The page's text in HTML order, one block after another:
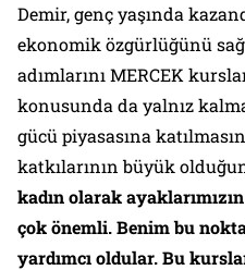
Demir, genç yaşında
ekonomik özgürlüğünü
adımlarını MERCEK
konusunda da yalnız
gücü piyasasına
katkılarının büyük
kadın olarak
çok önemli. Benim bu
yardımcı oldular. Bu